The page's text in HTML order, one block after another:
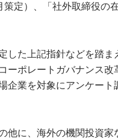
策定）、「社外取締役の
した上記指針などを踏ま
ーポレートガバナンス改
企業を対象にアンケート
他に、海外の機関投資家